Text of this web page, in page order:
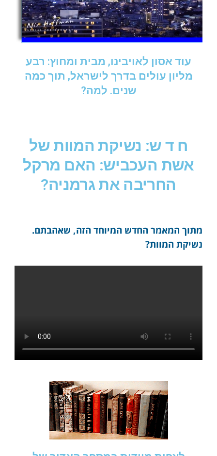
עוד אסון לאויבינו, מבית ומחוץ: רבע
מליון עולים בדרך לישראל, תוך כמה
שנים. למה?
ח ד ש: נשיקת המוות של
אשת העכביש: האם מרקל
החריבה את גרמניה?
מתוך המאמר החדש המיוחד הזה, שאהבתם.
נשיקת המוות?